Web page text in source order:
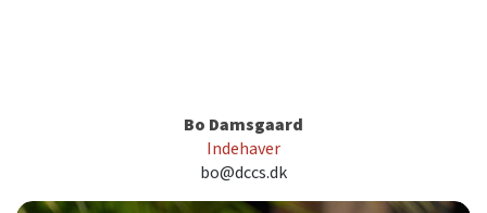
Bo Damsgaard
Indehaver
bo@dccs.dk